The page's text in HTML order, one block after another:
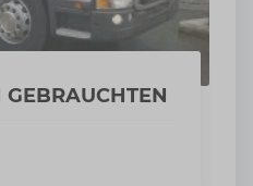
GEBRAUCHTEN